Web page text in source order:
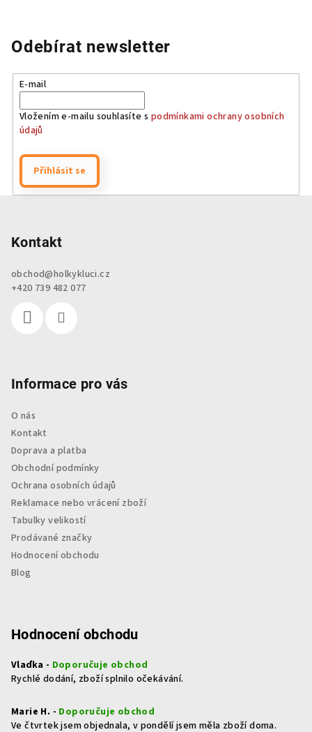
Odebírat newsletter
E-mail
Vložením e-mailu souhlasíte s podmínkami ochrany osobních
údajů
Přihlásit se
Kontakt
obchod@holkykluci.cz
+420 739 482 077
Informace pro vás
O nás
Kontakt
Doprava a platba
Obchodní podmínky
Ochrana osobních údajů
Reklamace nebo vrácení zboží
Tabulky velikostí
Prodávané značky
Hodnocení obchodu
Blog
Hodnocení obchodu
Vlaďka - Doporučuje obchod
Rychlé dodání, zboží splnilo očekávání.
Marie H. - Doporučuje obchod
Ve čtvrtek jsem objednala, v pondělí jsem měla zboží doma.